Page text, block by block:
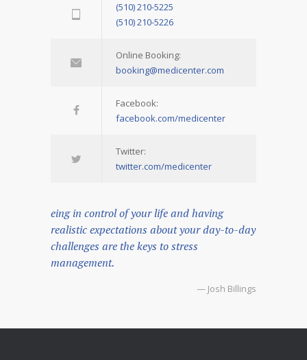
(510) 210-5225
(510) 210-5226
Online Booking:
booking@medicenter.com
Facebook:
facebook.com/medicenter
Twitter:
twitter.com/medicenter
eing in control of your life and having
realistic expectations about your day-to-day
challenges are the keys to stress
management.
— Josh Billings